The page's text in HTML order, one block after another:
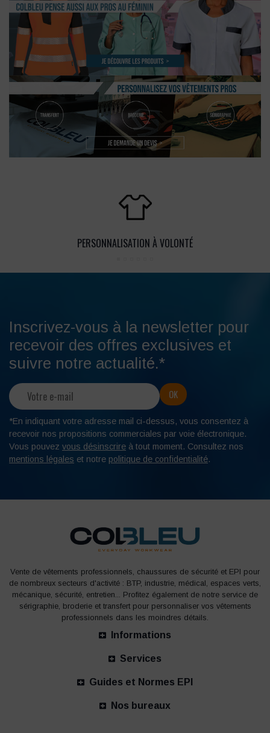
PERSONNALISATION À VOLONTÉ
Inscrivez-vous à la newsletter pour
recevoir des offres exclusives et
suivre notre actualité.*
*En indiquant votre adresse mail ci-dessus, vous consentez à
recevoir nos propositions commerciales par voie électronique.
Vous pouvez vous désinscrire à tout moment. Consultez nos
mentions légales et notre politique de confidentialité.
Vente de vêtements professionnels, chaussures de sécurité et EPI pour
de nombreux secteurs d'activité : BTP, industrie, médical, espaces verts,
mécanique, sécurité, entretien... Profitez également de notre service de
sérigraphie, broderie et transfert pour personnaliser vos vêtements
professionnels dans les moindres détails.
Informations
Services
Guides et Normes EPI
Nos bureaux